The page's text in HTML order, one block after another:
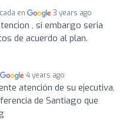
en 3 years ago
, si embargo seria
de acuerdo al plan.
4 years ago
atención de su ejecutiva,
de Santiago que